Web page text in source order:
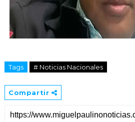
Tags # Noticias Nacionales
Compartir